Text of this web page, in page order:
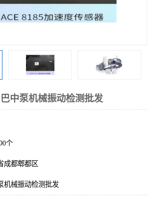
中泵机械振动检测批发
个
成都郫都区
机械振动检测批发